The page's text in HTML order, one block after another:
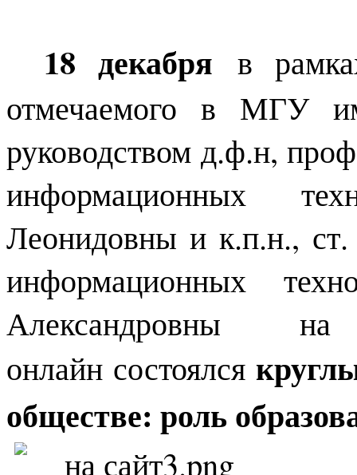
18 декабря в
отмечаемого в МГУ
руководством д.ф.н,
информационных
Леонидовны и к.п.н.,
информационных
онлайн состоялся
обществе: роль